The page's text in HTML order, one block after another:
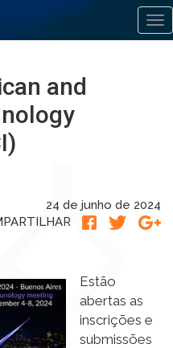
and
24 de junho de 2024
Estão
abertas as
inscrições e
submissões